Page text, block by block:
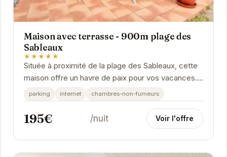
Maison avec terrasse - 900m plage des
Sableaux
★★★★★
Située à proximité de la plage des Sableaux, cette
maison offre un havre de paix pour vos vacances.
Avec sa terrasse ensoleillée, profitez de...
parking internet chambres-non-fumeurs
195€ /nuit Voir l'offre